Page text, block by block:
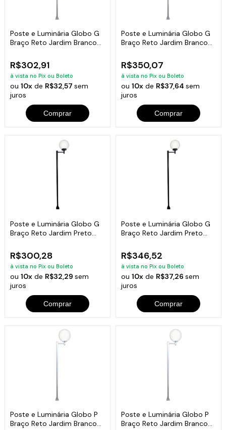
Poste e Luminária Globo G
Braço Reto Jardim Branco
R$302,91
à vista no Pix ou Boleto
ou10x de R$32,57sem
juros
Comprar
Poste e Luminária Globo G
Braço Reto Jardim Branco
R$350,07
à vista no Pix ou Boleto
ou 10xde R$37,64 sem
juros
Comprar
Poste e Luminária Globo G
Braço Reto Jardim Preto
R$300,28
à vista no Pix ou Boleto
ou10x de R$32,29sem
juros
Comprar
Poste e Luminária Globo G
Braço Reto Jardim Preto
R$346,52
à vista no Pix ou Boleto
ou 10xde R$37,26 sem
juros
Comprar
Poste e Luminária Globo P
Braço Reto Jardim Branco
Poste e Luminária Globo P
Braço Reto Jardim Branco